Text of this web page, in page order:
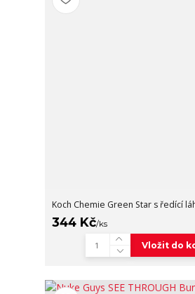
Koch Chemie Green Star s ředící
344 Kč/ks
Vložit do